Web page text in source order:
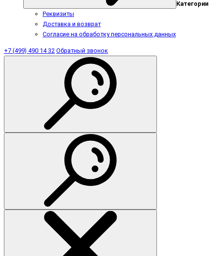
Категории
Реквизиты
Доставка и возврат
Согласие на обработку персональных данных
+7 (499) 490 14 32 Обратный звонок